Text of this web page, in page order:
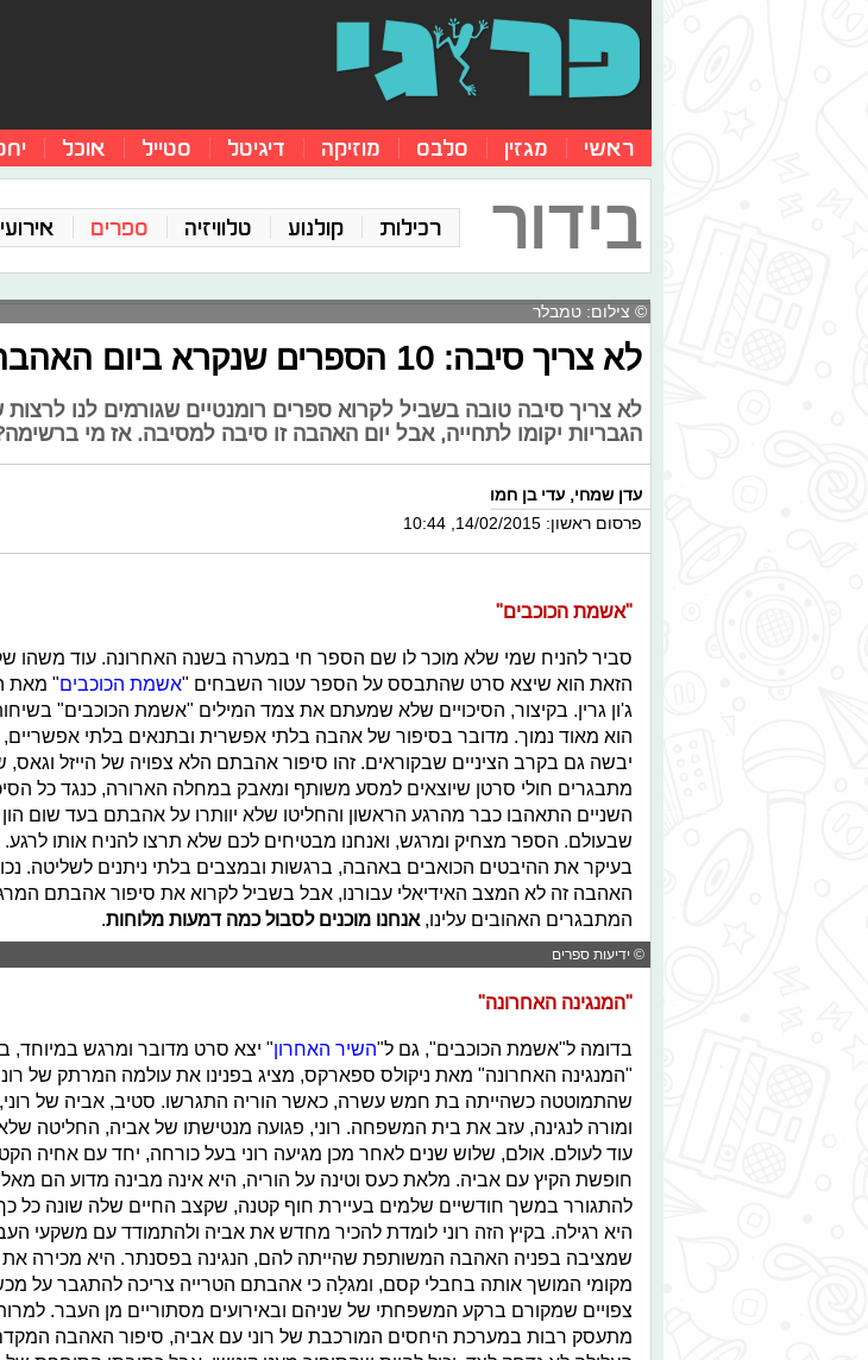
ראשי מגזין סלבס מוזיקה דיגיטל סטייל אוכל
בידור רכילות קולנוע טלוויזיה ספרים
© צילום: טמבלר
לא צריך סיבה: 10 הספרים שנקרא ביום האהבה
לא צריך סיבה טובה בשביל לקרוא ספרים רומנטיים שגורמים לנו לרצות
הגבריות יקומו לתחייה, אבל יום האהבה זו סיבה למסיבה. אז מי
עדן שמחי, עדי בן חמו
פרסום ראשון: 14/02/2015, 10:44
"אשמת הכוכבים"
סביר להניח שמי שלא מוכר לו שם הספר חי במערה בשנה האחרונה. עוד משהו
הזאת הוא שיצא סרט שהתבסס על הספר עטור השבחים "אשמת הכוכבים" מאת
ג'ון גרין. בקיצור, הסיכויים שלא שמעתם את צמד המילים "אשמת הכוכבים"
הוא מאוד נמוך. מדובר בסיפור של אהבה בלתי אפשרית ובתנאים בלתי אפשריים,
יבשה גם בקרב הציניים שבקוראים. זהו סיפור אהבתם הלא צפויה של הייזל וגאס,
מתבגרים חולי סרטן שיוצאים למסע משותף ומאבק במחלה הארורה, כנגד כל
השניים התאהבו כבר מהרגע הראשון והחליטו שלא יוותרו על אהבתם בעד שום הון
שבעולם. הספר מצחיק ומרגש, ואנחנו מבטיחים לכם שלא תרצו להניח אותו לרגע.
בעיקר את ההיבטים הכואבים באהבה, ברגשות ובמצבים בלתי ניתנים לשליטה.
האהבה זה לא המצב האידיאלי עבורנו, אבל בשביל לקרוא את סיפור אהבתם
המתבגרים האהובים עלינו, אנחנו מוכנים לסבול כמה דמעות מלוחות.
© ידיעות ספרים
"המנגינה האחרונה"
בדומה ל"אשמת הכוכבים", גם ל"השיר האחרון
"המנגינה האחרונה" מאת ניקולס ספארקס, מציג בפנינו את עולמה המרתק של
שהתמוטטה כשהייתה בת חמש עשרה, כאשר הוריה התגרשו. סטיב, אביה של
ומורה לנגינה, עזב את בית המשפחה. רוני, פגועה מנטישתו של אביה, החליטה
עוד לעולם. אולם, שלוש שנים לאחר מכן מגיעה רוני בעל כורחה, יחד עם אחיה
חופשת הקיץ עם אביה. מלאת כעס וטינה על הוריה, היא אינה מבינה מדוע הם
להתגורר במשך חודשיים שלמים בעיירת חוף קטנה, שקצב החיים שלה שונה כל
היא רגילה. בקיץ הזה רוני לומדת להכיר מחדש את אביה ולהתמודד עם משקעי
שמציבה בפניה האהבה המשותפת שהייתה להם, הנגינה בפסנתר. היא מכירה את
מקומי המושך אותה בחבלי קסם, ומגלָה כי אהבתם הטרייה צריכה להתגבר על
צפויים שמקורם ברקע המשפחתי של שניהם ובאירועים מסתוריים מן העבר.
מתעסק רבות במערכת היחסים המורכבת של רוני עם אביה, סיפור האהבה